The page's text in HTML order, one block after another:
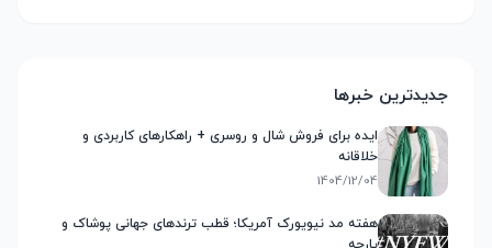
جدیدترین خبرها
ایده برای فروش شال و روسری + راهکارهای کاربردی و
خلاقانه
1404/12/04
هفته مد نیویورک آمریکا؛ قطب ترندهای جهانی پوشاک و